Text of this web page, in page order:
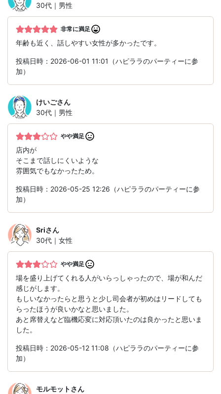
30代｜男性
非常に満足
年齢も近く、話しやすい女性が多かったです。
投稿日時：2026-06-01 11:01（ハピララのパーティーに参
加）
けいごさん
30代｜男性
やや満足
店内が
そこまで話しにくいような
雰囲気でもなかったため。
投稿日時：2026-05-25 12:26（ハピララのパーティーに参
加）
Sriさん
30代｜女性
やや満足
場を盛り上げてくれる人がいらっしゃったので、場が和んだ
感じがします。
もしいなかったらと思うと少し司会者が初めはリードしても
らったほうが良いかなと思いました。
あと席替えなど臨機応変に対応頂いたのは良かったと思いま
した。
投稿日時：2026-05-12 11:08（ハピララのパーティーに参
加）
モルモットさん